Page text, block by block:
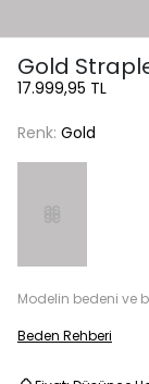
Gold
17.999,95 TL
Renk: Gold
Modelin bedeni ve
Beden Rehberi